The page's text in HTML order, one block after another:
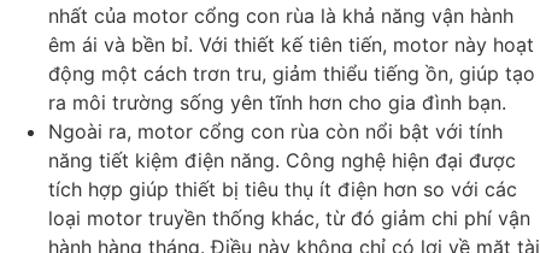
nhất của motor cổng con rùa là khả năng vận hành
êm ái và bền bỉ. Với thiết kế tiên tiến, motor này hoạt
động một cách trơn tru, giảm thiểu tiếng ồn, giúp tạo
ra môi trường sống yên tĩnh hơn cho gia đình bạn.
Ngoài ra, motor cổng con rùa còn nổi bật với tính
năng tiết kiệm điện năng. Công nghệ hiện đại được
tích hợp giúp thiết bị tiêu thụ ít điện hơn so với các
loại motor truyền thống khác, từ đó giảm chi phí vận
hành hàng tháng. Điều này không chỉ có lợi về mặt tài